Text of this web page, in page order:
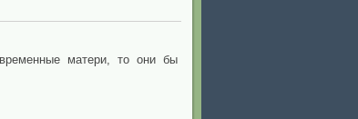
матери, то они бы